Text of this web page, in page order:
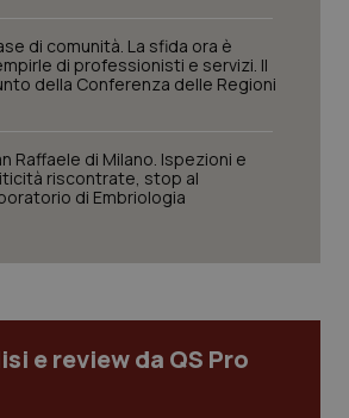
di comunità. La sfida ora è
di professionisti e servizi. Il
della Conferenza delle Regioni
Raffaele di Milano. Ispezioni e
riscontrate, stop al
di Embriologia
e review da QS Pro
Statistici Marketing
contribuiscono a rendere fruibile il
funzionalità di base quali la
pagine e l'accesso alle aree
Il sito web non è in grado di
senza questi cookie.
YouTube
5